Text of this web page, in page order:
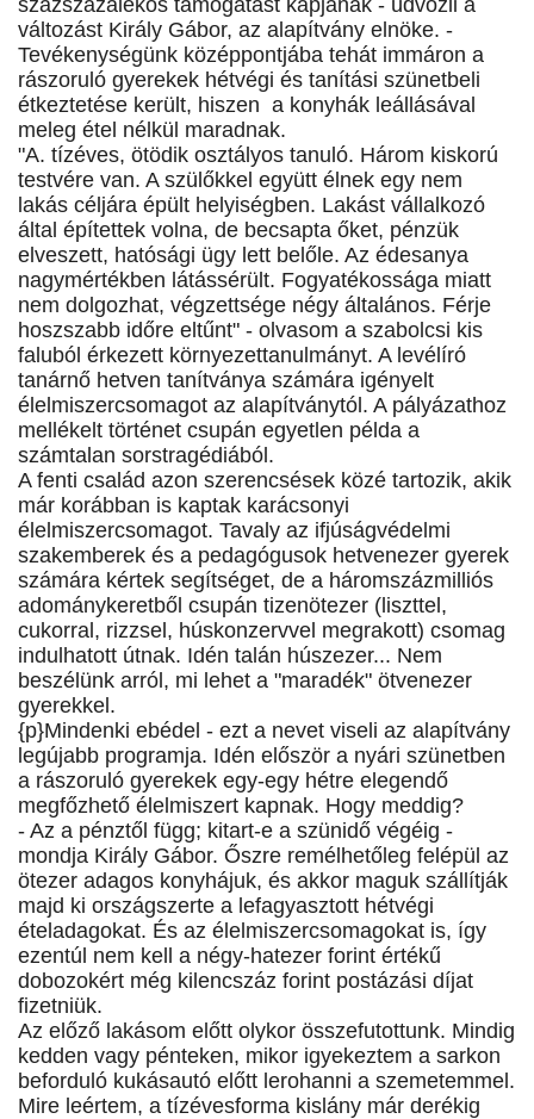
százszázalékos támogatást kapjanak - üdvözli a
változást Király Gábor, az alapítvány elnöke. -
Tevékenységünk középpontjába tehát immáron a
rászoruló gyerekek hétvégi és tanítási szünetbeli
étkeztetése került, hiszen a konyhák leállásával
meleg étel nélkül maradnak.
"A. tízéves, ötödik osztályos tanuló. Három kiskorú
testvére van. A szülőkkel együtt élnek egy nem
lakás céljára épült helyiségben. Lakást vállalkozó
által építettek volna, de becsapta őket, pénzük
elveszett, hatósági ügy lett belőle. Az édesanya
nagymértékben látássérült. Fogyatékossága miatt
nem dolgozhat, végzettsége négy általános. Férje
hoszszabb időre eltűnt" - olvasom a szabolcsi kis
faluból érkezett környezettanulmányt. A levélíró
tanárnő hetven tanítványa számára igényelt
élelmiszercsomagot az alapítványtól. A pályázathoz
mellékelt történet csupán egyetlen példa a
számtalan sorstragédiából.
A fenti család azon szerencsések közé tartozik, akik
már korábban is kaptak karácsonyi
élelmiszercsomagot. Tavaly az ifjúságvédelmi
szakemberek és a pedagógusok hetvenezer gyerek
számára kértek segítséget, de a háromszázmilliós
adománykeretből csupán tizenötezer (liszttel,
cukorral, rizzsel, húskonzervvel megrakott) csomag
indulhatott útnak. Idén talán húszezer... Nem
beszélünk arról, mi lehet a "maradék" ötvenezer
gyerekkel.
{p}Mindenki ebédel - ezt a nevet viseli az alapítvány
legújabb programja. Idén először a nyári szünetben
a rászoruló gyerekek egy-egy hétre elegendő
megfőzhető élelmiszert kapnak. Hogy meddig?
- Az a pénztől függ; kitart-e a szünidő végéig -
mondja Király Gábor. Őszre remélhetőleg felépül az
ötezer adagos konyhájuk, és akkor maguk szállítják
majd ki országszerte a lefagyasztott hétvégi
ételadagokat. És az élelmiszercsomagokat is, így
ezentúl nem kell a négy-hatezer forint értékű
dobozokért még kilencszáz forint postázási díjat
fizetniük.
Az előző lakásom előtt olykor összefutottunk. Mindig
kedden vagy pénteken, mikor igyekeztem a sarkon
beforduló kukásautó előtt lerohanni a szemetemmel.
Mire leértem, a tízévesforma kislány már derékig